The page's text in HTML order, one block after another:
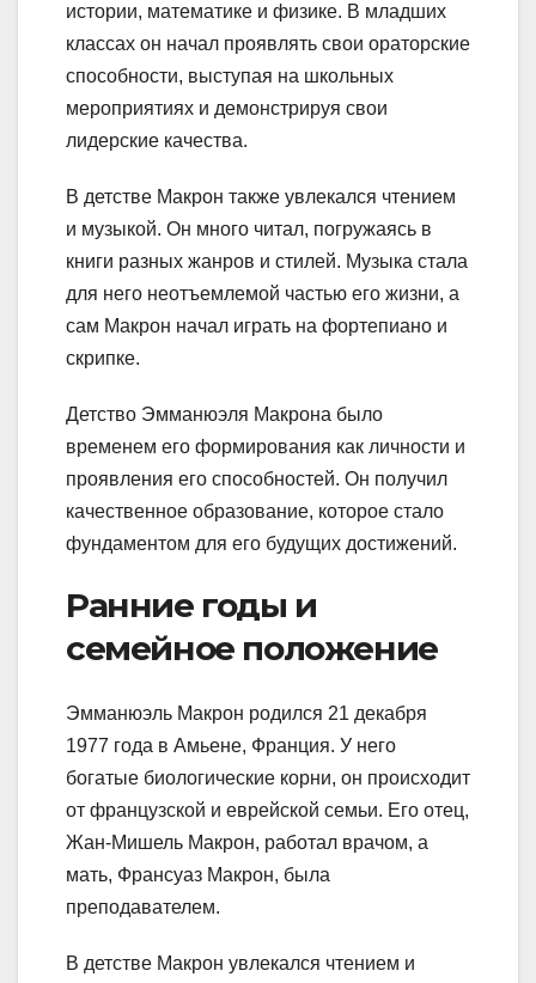
истории, математике и физике. В младших
классах он начал проявлять свои ораторские
способности, выступая на школьных
мероприятиях и демонстрируя свои
лидерские качества.
В детстве Макрон также увлекался чтением
и музыкой. Он много читал, погружаясь в
книги разных жанров и стилей. Музыка стала
для него неотъемлемой частью его жизни, а
сам Макрон начал играть на фортепиано и
скрипке.
Детство Эмманюэля Макрона было
временем его формирования как личности и
проявления его способностей. Он получил
качественное образование, которое стало
фундаментом для его будущих достижений.
Ранние годы и
семейное положение
Эмманюэль Макрон родился 21 декабря
1977 года в Амьене, Франция. У него
богатые биологические корни, он происходит
от французской и еврейской семьи. Его отец,
Жан-Мишель Макрон, работал врачом, а
мать, Франсуаз Макрон, была
преподавателем.
В детстве Макрон увлекался чтением и